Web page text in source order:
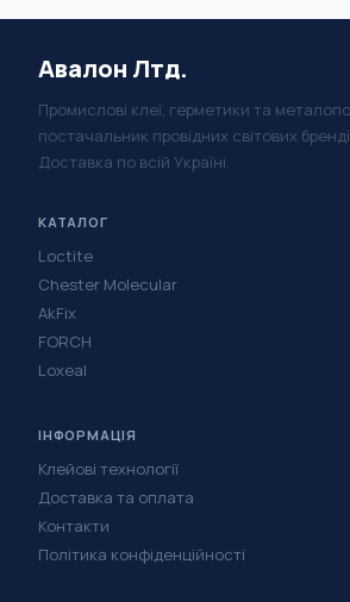
Авалон Лтд.
Промислові клеї, герметики та
постачальник провідних світових
Доставка по всій Україні.
КАТАЛОГ
Loctite
Chester Molecular
AkFix
FORCH
Loxeal
ІНФОРМАЦІЯ
Клейові технології
Доставка та оплата
Контакти
Політика конфіденційності